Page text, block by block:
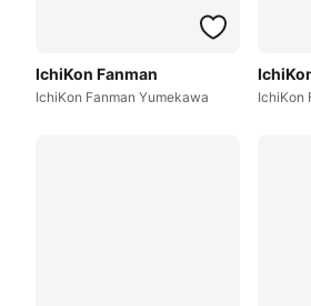
IchiKon Fanman
IchiKon Fanman Yumekawa IchiKon